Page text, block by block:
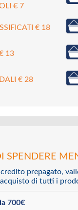
€ 7
€ 18
13
€ 28
SPENDERE
prepagato,
di tutti i
700€